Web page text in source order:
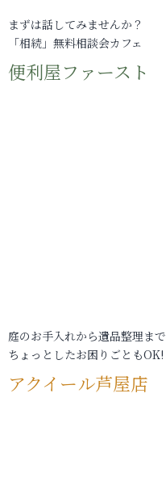
まずは話してみませんか？
「相続」無料相談会カフェ
便利屋ファースト
庭のお手入れから遺品整理まで
ちょっとしたお困りごともOK!
アクイール芦屋店